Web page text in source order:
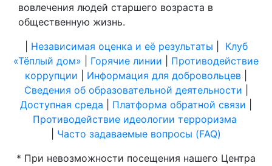
вовлечения людей старшего возраста в
общественную жизнь.
Независимая оценка и её результаты
Клуб
«Тёплый дом»
Горячие линии
Противодействие
коррупции
Информация для добровольцев
Сведения об образовательной деятельности
Доступная среда
Платформа обратной связи
Противодействие идеологии терроризма
Часто задаваемые вопросы (FAQ)
* При невозможности посещения нашего Центра